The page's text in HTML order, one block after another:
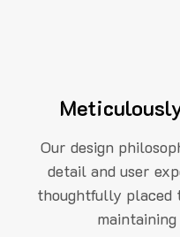
Our design
detail and user
thoughtfully placed